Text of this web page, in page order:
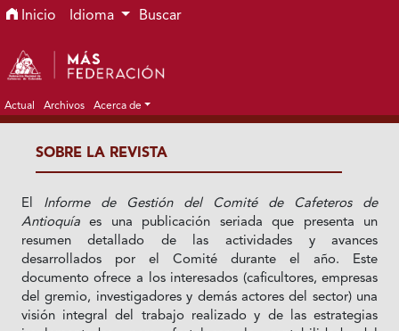
Ir al menú de navegación principal
Ir al contenido principal
Ir al pie de página del sitio
Inicio Idioma Buscar
Actual Archivos Acerca de
SOBRE LA REVISTA
El Informe de Gestión del Comité de Cafeteros de
Antioquíaes una publicación seriada que presenta un
resumen detallado de las actividades y avances
desarrollados por el Comité durante el año. Este
documento ofrece a los interesados (caficultores, empresas
del gremio, investigadores y demás actores del sector) una
visión integral del trabajo realizado y de las estrategias